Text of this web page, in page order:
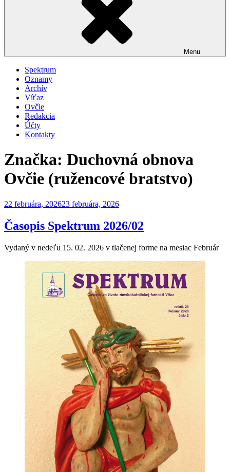
Menu
Spektrum
Oznamy
Archív
Víťaz
Ovčie
Redakcia
Účty
Kontakty
Značka: Duchovná obnova
Ovčie (ružencové bratstvo)
Publikované
22 februára, 202623 februára, 2026
Časopis Spektrum 2026/02
Vydaný v nedeľu 15. 02. 2026 v tlačenej forme na mesiac Február